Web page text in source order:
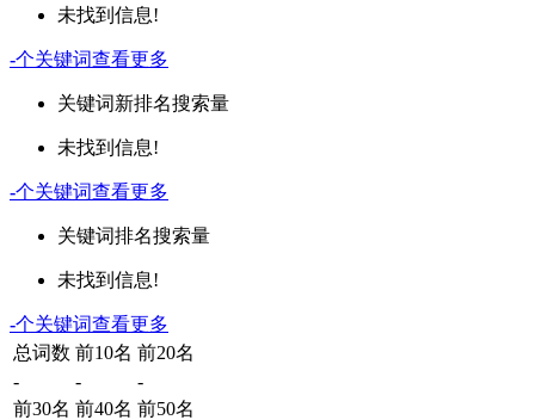
未找到信息!
-个关键词查看更多
关键词新排名搜索量
未找到信息!
-个关键词查看更多
关键词排名搜索量
未找到信息!
-个关键词查看更多
总词数 前10名 前20名
-
-
-
前30名 前40名 前50名